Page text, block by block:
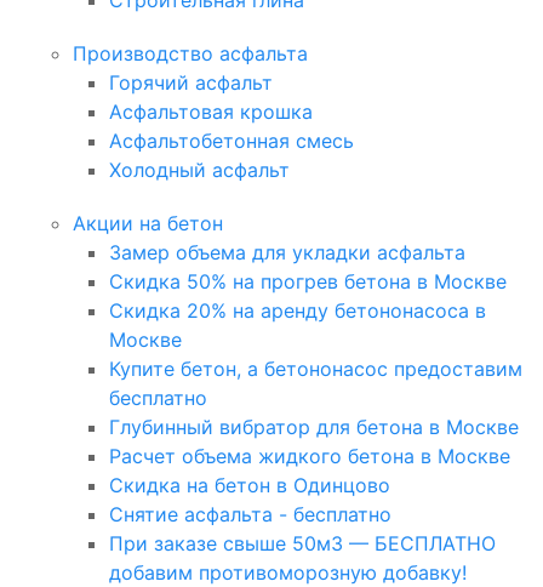
Производство асфальта
Горячий асфальт
Асфальтовая крошка
Асфальтобетонная смесь
Холодный асфальт
Акции на бетон
Замер объема для укладки асфальта
Скидка 50% на прогрев бетона в Москве
Скидка 20% на аренду бетононасоса в
Москве
Купите бетон, а бетононасос предоставим
бесплатно
Глубинный вибратор для бетона в Москве
Расчет объема жидкого бетона в Москве
Скидка на бетон в Одинцово
Снятие асфальта - бесплатно
При заказе свыше 50м3 — БЕСПЛАТНО
добавим противоморозную добавку!